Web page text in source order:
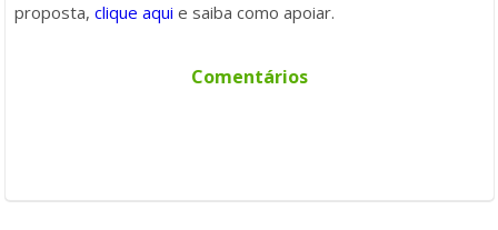
proposta, clique aqui e saiba como apoiar.
Comentários